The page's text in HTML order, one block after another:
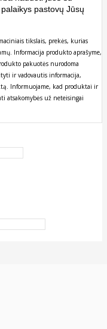
pastovų Jūsų
tikslais, prekės, kurias
Informacija produkto aprašyme,
pakuotės nurodoma
ir vadovautis informacija,
Informuojame, kad produktai ir
atsakomybės už neteisingai